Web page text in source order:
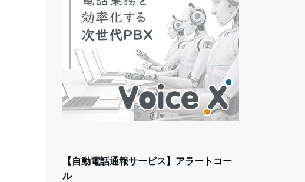
【自動電話通報サービス】アラートコー
ル